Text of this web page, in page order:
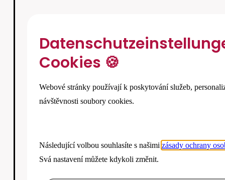
Cookies 🍪
Webové stránky používají k poskytování služeb,
návštěvnosti soubory cookies.
Následující volbou souhlasíte s našimi zásady ochrany
Svá nastavení můžete kdykoli změnit.